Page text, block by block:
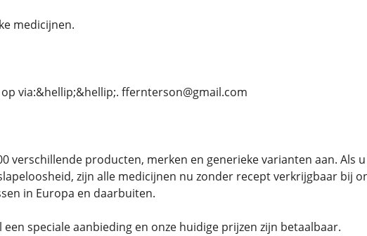
medicijnen.
via:&hellip;&hellip;. ffernterson@gmail.com
verschillende producten, merken en generieke varianten aan. Als
zijn alle medicijnen nu zonder recept verkrijgbaar bij
in Europa en daarbuiten.
speciale aanbieding en onze huidige prijzen zijn betaalbaar.